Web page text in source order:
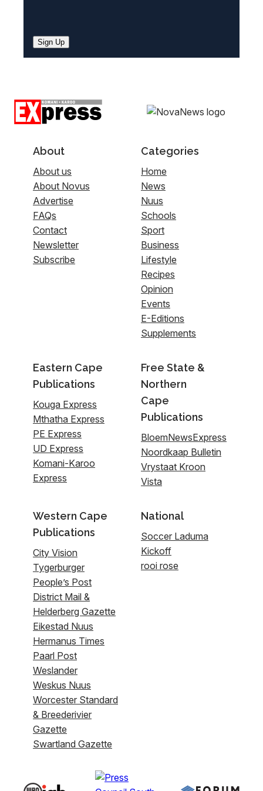
Sign Up
About
About us
About Novus
Advertise
FAQs
Contact
Newsletter
Subscribe
Categories
Home
News
Nuus
Schools
Sport
Business
Lifestyle
Recipes
Opinion
Events
E-Editions
Supplements
Eastern Cape
Publications
Kouga Express
Mthatha Express
PE Express
UD Express
Komani-Karoo
Express
Free State &
Northern
Cape
Publications
BloemNewsExpress
Noordkaap Bulletin
Vrystaat Kroon
Vista
Western Cape
Publications
City Vision
Tygerburger
People’s Post
District Mail &
Helderberg Gazette
Eikestad Nuus
Hermanus Times
Paarl Post
Weslander
Weskus Nuus
Worcester Standard
& Breederivier
Gazette
Swartland Gazette
National
Soccer Laduma
Kickoff
rooi rose